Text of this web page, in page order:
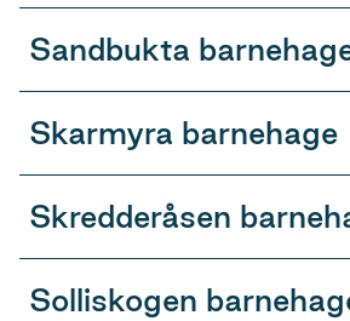
Sandbukta
Skarmyra barnehage
Skredderåsen
Solliskogen